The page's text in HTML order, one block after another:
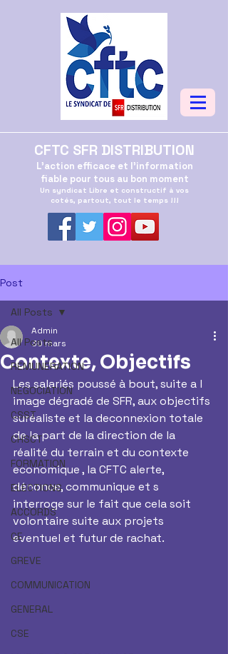
CFTC SFR DISTRIBUTION
L'action efficace et l'information
fiable pour tous au bon moment
Un syndicat Libre et constructif à vos
cotés, partout, tout le temps !!!
Post
All Posts
REMUNERATION
NEGOCIATION
CSST
CHSCT
FORMATION
ELECTIONS
ACCORDS
CE
GREVE
COMMUNICATION
GENERAL
CSE
All Posts
Contexte, Objectifs
Admin
30 mars
Les salariés poussé à bout, suite a l
image dégradé de SFR, aux objectifs
suréaliste et la deconnexion totale
de la part de la direction de la
réalité du terrain et du contexte
economique , la CFTC alerte,
dénonce, communique et s
interroge sur le fait que cela soit
volontaire suite aux projets
eventuel et futur de rachat.